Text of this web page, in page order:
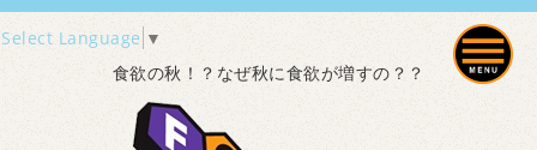
Select Language ▼
食欲の秋！？なぜ秋に食欲が増すの？？